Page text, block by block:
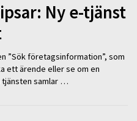
Ny e-tjänst
”Sök företagsinformation”, som
ett ärende eller se om en
tjänsten samlar …